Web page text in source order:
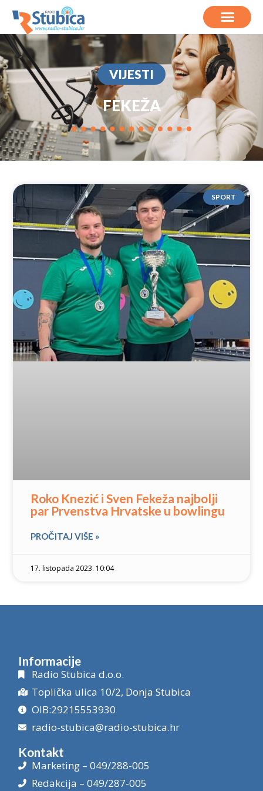
VIJESTI
FEKEŽA
SPORT
Roko Knezić i Sven Fekeža najbolji
par Prvenstva Hrvatske u bowlingu
PROČITAJ VIŠE »
17. listopada 2023. 10:04
Informacije
Radio Stubica d.o.o.
Toplička ulica 10/2, Donja Stubica
OIB:29215553930
radio-stubica@radio-stubica.hr
Kontakt
Marketing – 049/288-005
Redakcija – 049/287-005